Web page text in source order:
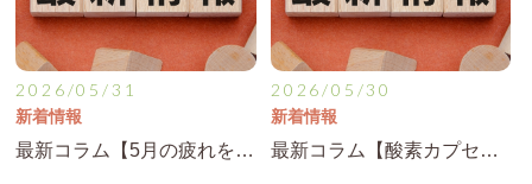
2026/05/31
新着情報
最新コラム【5月の疲れを6月に持ち越さないための体調管理ポイント】を公開！
2026/05/30
新着情報
最新コラム【酸素カプセルでリフレッシュ！疲れが抜けない方へ】を公開！